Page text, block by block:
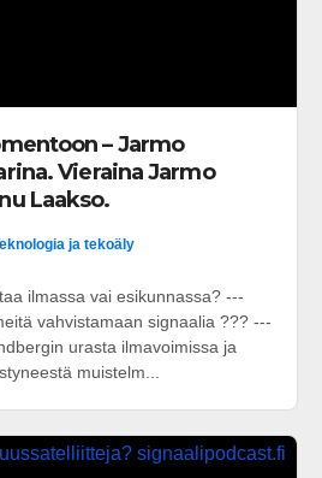
– Jarmo
Vieraina Jarmo
Laakso.
ja tekoäly
ilmassa vai esikunnassa? ---
vahvistamaan signaalia ??? ---
urasta ilmavoimissa ja
muistelm...